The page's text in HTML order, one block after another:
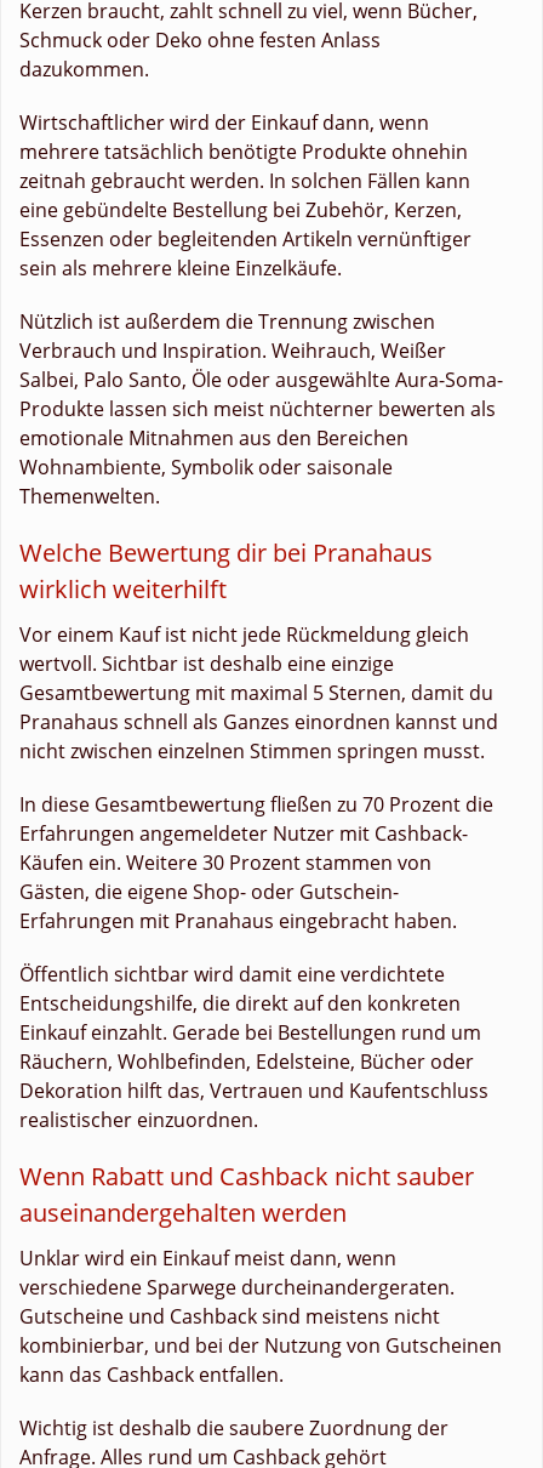
Kerzen braucht, zahlt schnell zu viel, wenn Bücher,
Schmuck oder Deko ohne festen Anlass
dazukommen.
Wirtschaftlicher wird der Einkauf dann, wenn
mehrere tatsächlich benötigte Produkte ohnehin
zeitnah gebraucht werden. In solchen Fällen kann
eine gebündelte Bestellung bei Zubehör, Kerzen,
Essenzen oder begleitenden Artikeln vernünftiger
sein als mehrere kleine Einzelkäufe.
Nützlich ist außerdem die Trennung zwischen
Verbrauch und Inspiration. Weihrauch, Weißer
Salbei, Palo Santo, Öle oder ausgewählte Aura-Soma-
Produkte lassen sich meist nüchterner bewerten als
emotionale Mitnahmen aus den Bereichen
Wohnambiente, Symbolik oder saisonale
Themenwelten.
Welche Bewertung dir bei Pranahaus
wirklich weiterhilft
Vor einem Kauf ist nicht jede Rückmeldung gleich
wertvoll. Sichtbar ist deshalb eine einzige
Gesamtbewertung mit maximal 5 Sternen, damit du
Pranahaus schnell als Ganzes einordnen kannst und
nicht zwischen einzelnen Stimmen springen musst.
In diese Gesamtbewertung fließen zu 70 Prozent die
Erfahrungen angemeldeter Nutzer mit Cashback-
Käufen ein. Weitere 30 Prozent stammen von
Gästen, die eigene Shop- oder Gutschein-
Erfahrungen mit Pranahaus eingebracht haben.
Öffentlich sichtbar wird damit eine verdichtete
Entscheidungshilfe, die direkt auf den konkreten
Einkauf einzahlt. Gerade bei Bestellungen rund um
Räuchern, Wohlbefinden, Edelsteine, Bücher oder
Dekoration hilft das, Vertrauen und Kaufentschluss
realistischer einzuordnen.
Wenn Rabatt und Cashback nicht sauber
auseinandergehalten werden
Unklar wird ein Einkauf meist dann, wenn
verschiedene Sparwege durcheinandergeraten.
Gutscheine und Cashback sind meistens nicht
kombinierbar, und bei der Nutzung von Gutscheinen
kann das Cashback entfallen.
Wichtig ist deshalb die saubere Zuordnung der
Anfrage. Alles rund um Cashback gehört